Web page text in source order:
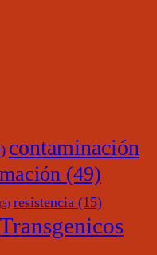
contaminación
(49)
(5) resistencia (15)
Transgenicos